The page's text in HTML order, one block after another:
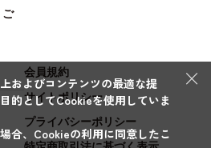
ご
会員規約
サイトポリシー
プライバシーポリシー
×
およびコンテンツの最適な提
的としてCookieを使用していま
合、Cookieの利用に同意したこ